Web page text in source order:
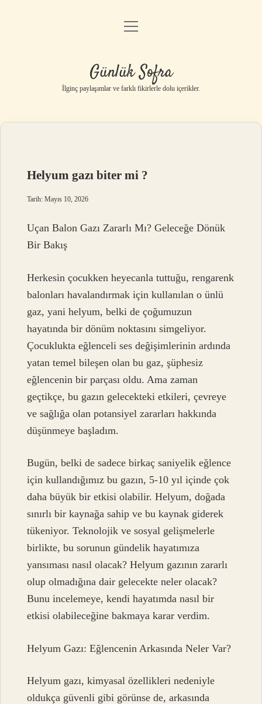
Anasayfa
Yasal Uyarı
menüyü
Günlük Sofra
İlginç paylaşımlar ve farklı fikirlerle dolu içerikler.
Helyum gazı biter mi ?
Tarih: Mayıs 10, 2026
Uçan Balon Gazı Zararlı Mı? Geleceğe Dönük
Bir Bakış
Herkesin çocukken heyecanla tuttuğu, rengarenk
balonları havalandırmak için kullanılan o ünlü
gaz, yani helyum, belki de çoğumuzun
hayatında bir dönüm noktasını simgeliyor.
Çocuklukta eğlenceli ses değişimlerinin ardında
yatan temel bileşen olan bu gaz, şüphesiz
eğlencenin bir parçası oldu. Ama zaman
geçtikçe, bu gazın gelecekteki etkileri, çevreye
ve sağlığa olan potansiyel zararları hakkında
düşünmeye başladım.
Bugün, belki de sadece birkaç saniyelik eğlence
için kullandığımız bu gazın, 5-10 yıl içinde çok
daha büyük bir etkisi olabilir. Helyum, doğada
sınırlı bir kaynağa sahip ve bu kaynak giderek
tükeniyor. Teknolojik ve sosyal gelişmelerle
birlikte, bu sorunun gündelik hayatımıza
yansıması nasıl olacak? Helyum gazının zararlı
olup olmadığına dair gelecekte neler olacak?
Bunu incelemeye, kendi hayatımda nasıl bir
etkisi olabileceğine bakmaya karar verdim.
Helyum Gazı: Eğlencenin Arkasında Neler Var?
Helyum gazı, kimyasal özellikleri nedeniyle
oldukça güvenli gibi görünse de, arkasında